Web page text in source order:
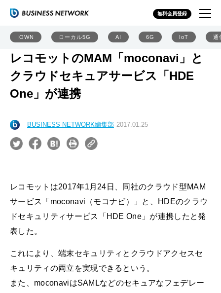
無料会員登録
IOWN ローカル5G AI 6G IoT 通
レコモットのMAM「moconavi」と
クラウドセキュアサービス「HDE
One」が連携
BUSINESS NETWORK編集部 2017.01.25
レコモットは2017年1月24日、同社のクラウド型MAM
サービス「moconavi（モコナビ）」と、HDEのクラウ
ドセキュリティサービス「HDE One」が連携したと発
表した。
これにより、端末セキュリティとクラウドアクセスセ
キュリティの両立を実現できるという。
また、moconaviはSAMLなどのセキュアなフェデレー